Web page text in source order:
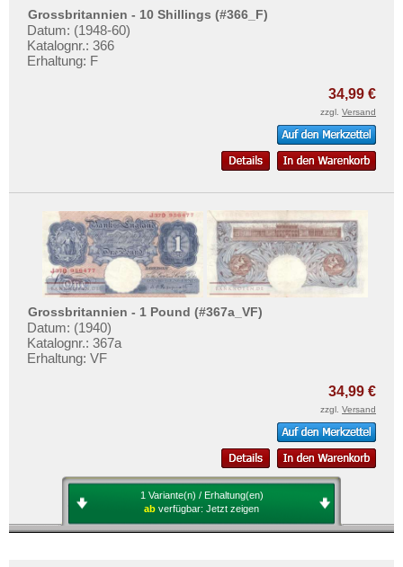
Italien
Jersey
Litauen
Luxemburg
Malta
Mazedonien
Memelgebiet
Moldawien
Montenegro
Polen
Portugal
Testbanknoten
Banknotenbriefe
Kataloge
Kontakt
Informationen
Preislisten
Ankauf
Erhaltungsgrade
Gratisbanknoten
FAQ
Privatsphäre und Datenschutz
Widerrufsbelehrung
Liefer- und Versandkosten
Grossbritannien - 10 Shillings (#366_F)
Datum: (1948-60)
Katalognr.: 366
Erhaltung: F
34,99 €
zzgl. Versand
Grossbritannien - 1 Pound (#367a_VF)
Datum: (1940)
Katalognr.: 367a
Erhaltung: VF
34,99 €
zzgl. Versand
1 Variante(n) / Erhaltung(en)
ab verfügbar: Jetzt zeigen